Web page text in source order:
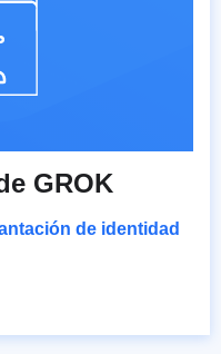
GROK
de identidad